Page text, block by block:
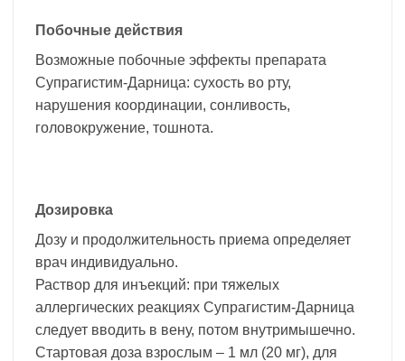
Побочные действия
Возможные побочные эффекты препарата
Супрагистим-Дарница: сухость во рту,
нарушения координации, сонливость,
головокружение, тошнота.
Дозировка
Дозу и продолжительность приема определяет
врач индивидуально.
Раствор для инъекций: при тяжелых
аллергических реакциях Супрагистим-Дарница
следует вводить в вену, потом внутримышечно.
Стартовая доза взрослым – 1 мл (20 мг), для